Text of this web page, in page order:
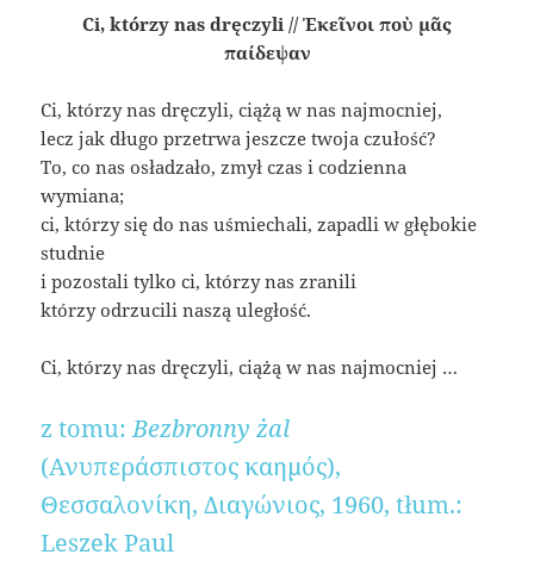
Ci, którzy nas dręczyli // Ἐκεῖνοι ποὺ μᾶς
παίδεψαν
Ci, którzy nas dręczyli, ciążą w nas najmocniej,
lecz jak długo przetrwa jeszcze twoja czułość?
To, co nas osładzało, zmył czas i codzienna
wymiana;
ci, którzy się do nas uśmiechali, zapadli w głębokie
studnie
i pozostali tylko ci, którzy nas zranili
którzy odrzucili naszą uległość.
Ci, którzy nas dręczyli, ciążą w nas najmocniej …
z tomu:Bezbronny żal
(Ανυπεράσπιστος καημός),
Θεσσαλονίκη, Διαγώνιος, 1960, tłum.:
Leszek Paul